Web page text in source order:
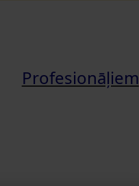
Profesionāļiem